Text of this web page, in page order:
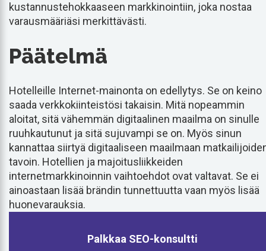
kustannustehokkaaseen markkinointiin, joka nostaa
varausmääriäsi merkittävästi.
Päätelmä
Hotelleille Internet-mainonta on edellytys. Se on keino
saada verkkokiinteistösi takaisin. Mitä nopeammin
aloitat, sitä vähemmän digitaalinen maailma on sinulle
ruuhkautunut ja sitä sujuvampi se on. Myös sinun
kannattaa siirtyä digitaaliseen maailmaan
tavoin. Hotellien ja majoitusliikkeiden
internetmarkkinoinnin vaihtoehdot ovat valtavat. Se ei
ainoastaan lisää brändin tunnettuutta vaan myös lisää
huonevarauksia.
Palkkaa SEO-konsultti